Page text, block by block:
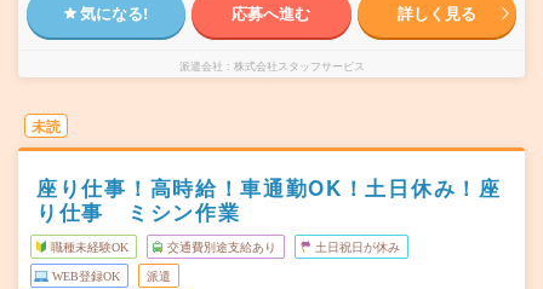
気になる! 応募へ進む 詳しく見る
派遣会社 株式会社スタッフサービス
未読
座り仕事！高時給！車通勤OK！土日休み！座
り仕事 ミシン作業
職種未経験OK 交通費別途支給あり 土日祝日が休み
WEB登録OK 派遣